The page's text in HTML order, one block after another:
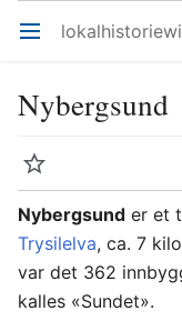
Åpne hovedmenyen
Nybergsund
Overvåk
Nybergsund er et
Trysilelva, ca. 7
var det 362
kalles «Sundet».